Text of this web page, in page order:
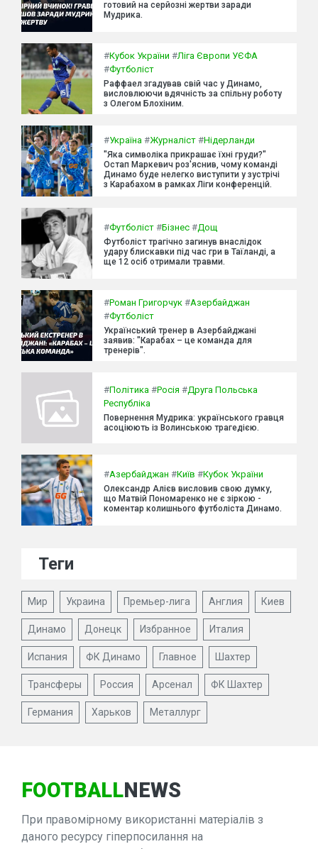
готовий на серйозні жертви заради
Мудрика.
#Кубок України #Ліга Європи УЄФА
#Футболіст
Раффаел згадував свій час у Динамо,
висловлюючи вдячність за спільну роботу
з Олегом Блохіним.
#Україна #Журналіст #Нідерланди
"Яка символіка прикрашає їхні груди?"
Остап Маркевич роз'яснив, чому команді
Динамо буде нелегко виступити у зустрічі
з Карабахом в рамках Ліги конференцій.
#Футболіст #Бізнес #Дощ
Футболіст трагічно загинув внаслідок
удару блискавки під час гри в Таїланді, а
ще 12 осіб отримали травми.
#Роман Григорчук #Азербайджан
#Футболіст
Український тренер в Азербайджані
заявив: "Карабах – це команда для
тренерів".
#Політика #Росія #Друга Польська
Республіка
Повернення Мудрика: українського гравця
асоціюють із Волинською трагедією.
#Азербайджан #Київ #Кубок України
Олександр Алієв висловив свою думку,
що Матвій Пономаренко не є зіркою -
коментар колишнього футболіста Динамо.
Теги
Мир Украина Премьер-лига Англия Киев
Динамо Донецк Избранное Италия
Испания ФК Динамо Главное Шахтер
Трансферы Россия Арсенал ФК Шахтер
Германия Харьков Металлург
FOOTBALLNEWS
При правомірному використанні матеріалів з
даного ресурсу гіперпосилання на